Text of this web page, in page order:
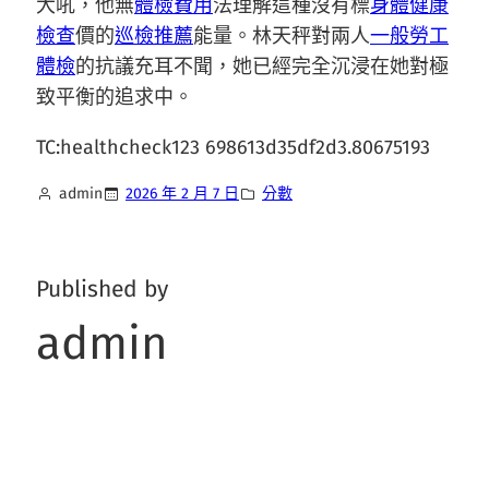
大吼，他無體檢費用法理解這種沒有標身體健康
檢查價的巡檢推薦能量。林天秤對兩人一般勞工
體檢的抗議充耳不聞，她已經完全沉浸在她對極
致平衡的追求中。
TC:healthcheck123 698613d35df2d3.80675193
admin 2026 年 2 月 7 日 分數
Published by
admin